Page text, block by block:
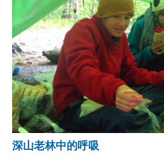
深山老林中的呼吸